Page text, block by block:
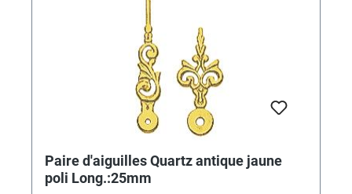
Paire d'aiguilles Quartz antique jaune
poli Long.:25mm